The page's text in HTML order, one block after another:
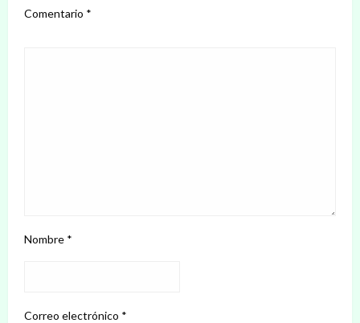
Comentario *
Nombre *
Correo electrónico *